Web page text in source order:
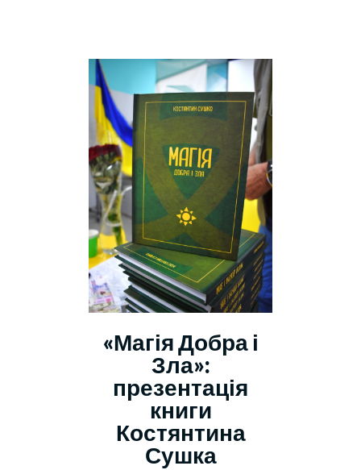
«Магія Добра і
Зла»:
презентація
книги
Костянтина
Сушка